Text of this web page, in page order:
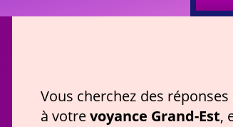
Vous cherchez des
à votrevoyance Grand-Est,